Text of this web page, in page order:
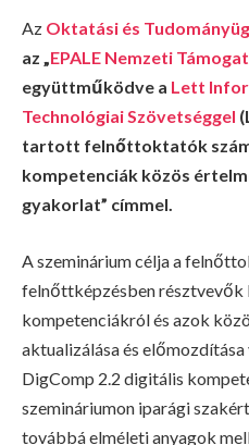
Az Oktatási és
az „EPALE Nemzeti
együttműködve a Lett
Technológiai Szövetséggel
tartott felnőttoktatók
kompetenciák közös
gyakorlat” címmel.
A szeminárium célja a
felnőttképzésben résztvevők
kompetenciákról és azok
aktualizálása és előmozdítása
DigComp 2.2 digitális
szemináriumon iparági
továbbá elméleti anyagok